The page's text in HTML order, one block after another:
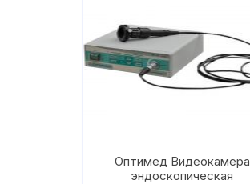
Оптимед Видеокамера
эндоскопическая